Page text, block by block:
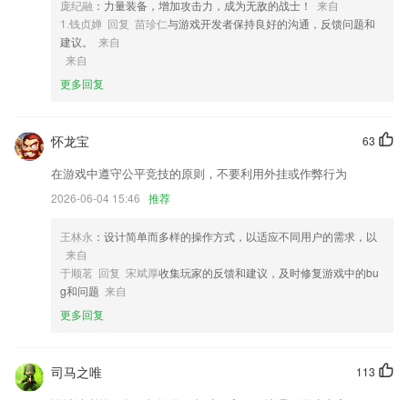
4,学校方面可以通过软件来进行各种亲子作业的布置以及孩子的上学考
勤，2265及时进行记录孩子的学习状态，更好的和家长反馈，呵护孩子
的成长和学习。
5,海量素材，超级课件
人人捕鱼游戏软件优势
1.帮助家长更好的掌握孩子的学习生活状况，出门在外也不用担心；
2.实名认证，这里只有艺术生及艺术生相关人群，让你找到同在艺考道路
上的朋友。
3.1200+ 学习内容配套习题，点亮你忽略的知识要点。更有解答思路开放
的编程题，推动你动手、思考和讨论。
4.词汇搜索，快速便捷，智能推荐相符合的素材，轻松查找作文
5.：实战经验丰富的名师教研团队，精心打磨课程体系
人人捕鱼游戏更新了什么?
本次版本修复了一些已知问题，丰富了现有功能，提升用户体验。
庞纪融 ：力量装备，增加攻击力，成为无敌的战士！
来自
1.钱贞婵 回复 苗珍仁与游戏开发者保持良好的沟通，反馈问题和
建议。
来自
来自
更多回复
63
怀龙宝
在游戏中遵守公平竞技的原则，不要利用外挂或作弊行为
2026-06-04 15:46 推荐
王林永 ：设计简单而多样的操作方式，以适应不同用户的需求，以
来自
于顺茗 回复 宋斌厚收集玩家的反馈和建议，及时修复游戏中的bu
g和问题 来自
更多回复
113
司马之唯